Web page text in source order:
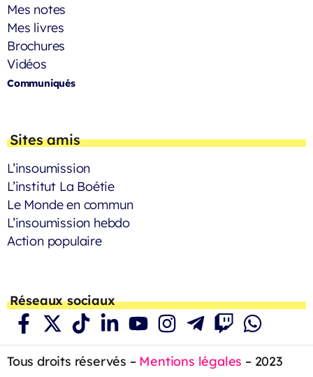
Mes notes
Mes livres
Brochures
Vidéos
Communiqués
Sites amis
L’insoumission
L’institut La Boétie
Le Monde en commun
L’insoumission hebdo
Action populaire
Réseaux sociaux
Tous droits réservés – Mentions légales – 2023